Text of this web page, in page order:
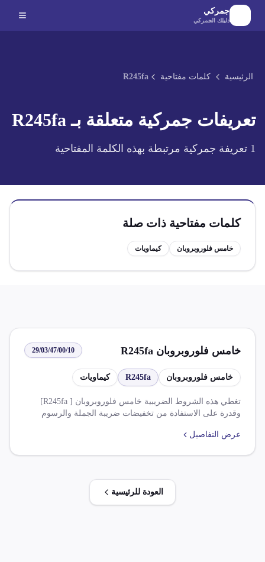
الانتقال إلى المحتوى الرئيسي
جمركي
دليلك الجمركي
الرئيسية كلمات مفتاحية R245fa
تعريفات جمركية متعلقة بـ R245fa
1 تعريفة جمركية مرتبطة بهذه الكلمة المفتاحية
كلمات مفتاحية ذات صلة
خامس فلوروبروبان كيماويات
خامس فلوروبروبان R245fa 29/03/47/00/10
خامس فلوروبروبان R245fa كيماويات
تغطي هذه الشروط الضريبية خامس فلوروبروبان [ R245fa]
وقدرة على الاستفادة من تخفيضات ضريبة الجملة والرسوم
عرض التفاصيل
العودة للرئيسية